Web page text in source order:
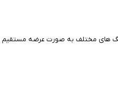
های مختلف به صورت عرضه